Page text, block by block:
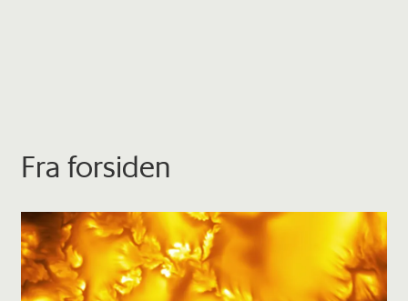
Fra forsiden